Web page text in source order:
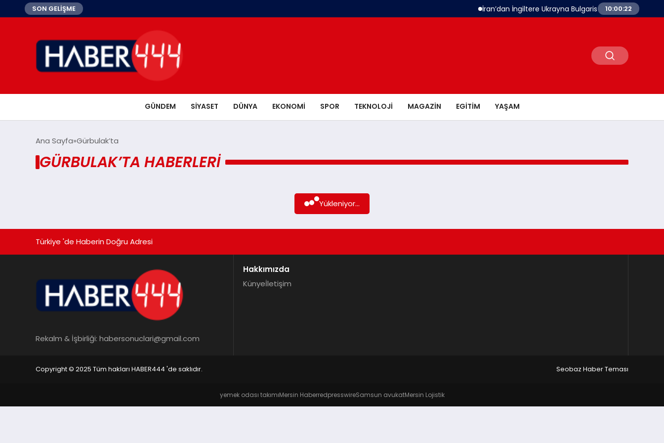
SON GELİŞME İran’dan İngiltere Ukrayna Bulgaristan Açıklaması
10:00:22
GÜNDEM SIYASET DÜNYA EKONOMI SPOR TEKNOLOJI MAGAZIN EGITIM YAŞAM
Ana Sayfa Gürbulak’ta
GÜRBULAK’TA HABERLERI
Yükleniyor...
Türkiye 'de Haberin Doğru Adresi
Rekalm & İşbirliği: habersonuclari@gmail.com
Hakkımızda
Künyeİletişim
Copyright © 2025 Tüm hakları HABER444 'de saklıdır. Seobaz Haber Teması
yemek odası takımıMersin HaberredpresswireSamsun avukatMersin Lojistik